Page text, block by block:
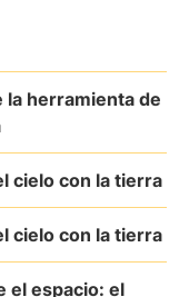
la herramienta de
cielo con la tierra
cielo con la tierra
el espacio: el